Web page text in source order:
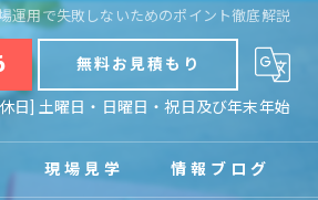
運用で失敗しないためのポイント徹底解説
無料お見積もり
日] 土曜日・日曜日・祝日及び年末年始
現場見学 情報ブログ